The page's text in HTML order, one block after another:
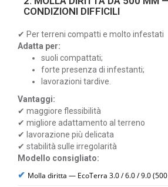
CONDIZIONI DIFFICILI
✔ Per terreni compatti e molto infestati
Adatta per:
suoli compattati;
forte presenza di infestanti;
lavorazioni tardive.
Vantaggi:
✔ maggiore flessibilità
✔ migliore adattamento al terreno
✔ lavorazione più delicata
✔ stabilità sulle irregolarità
Modello consigliato:
✔ Molla diritta — EcoTerra 3.0 / 6.0 / 9.0